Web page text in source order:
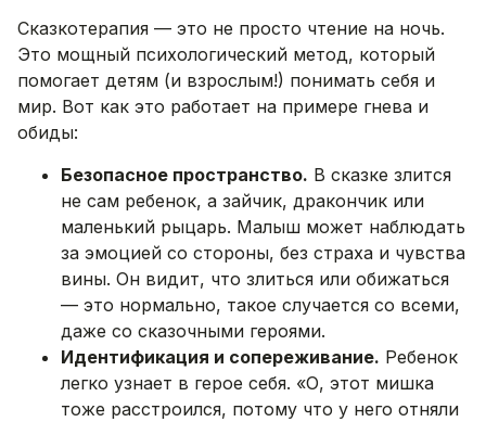
Сказкотерапия — это не просто чтение на ночь.
Это мощный психологический метод, который
помогает детям (и взрослым!) понимать себя и
мир. Вот как это работает на примере гнева и
обиды:
Безопасное пространство. В сказке злится
не сам ребенок, а зайчик, дракончик или
маленький рыцарь. Малыш может наблюдать
за эмоцией со стороны, без страха и чувства
вины. Он видит, что злиться или обижаться
— это нормально, такое случается со всеми,
даже со сказочными героями.
Идентификация и сопереживание. Ребенок
легко узнает в герое себя. «О, этот мишка
тоже расстроился, потому что у него отняли